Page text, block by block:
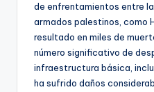
de enfrentamientos entre
armados palestinos, como
resultado en miles de
número significativo de
infraestructura básica,
ha sufrido daños